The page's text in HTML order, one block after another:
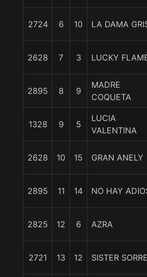
2724 6 10 LA DAMA
2628 7 3 LUCKY
2895 8 9
MADRE
COQUETA
1328 9 5
LUCIA
VALENTINA
2628 10 15 GRAN ANELY
2895 11 14 NO HAY
2825 12 6 AZRA
2721 13 12 SISTER